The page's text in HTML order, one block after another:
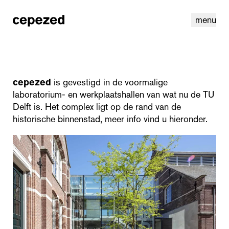
menu
linkedininstagram cookiesnl | en
cepezed is gevestigd in de voormalige
laboratorium- en werkplaatshallen van wat nu de TU
Delft is. Het complex ligt op de rand van de
historische binnenstad, meer info vind u hieronder.